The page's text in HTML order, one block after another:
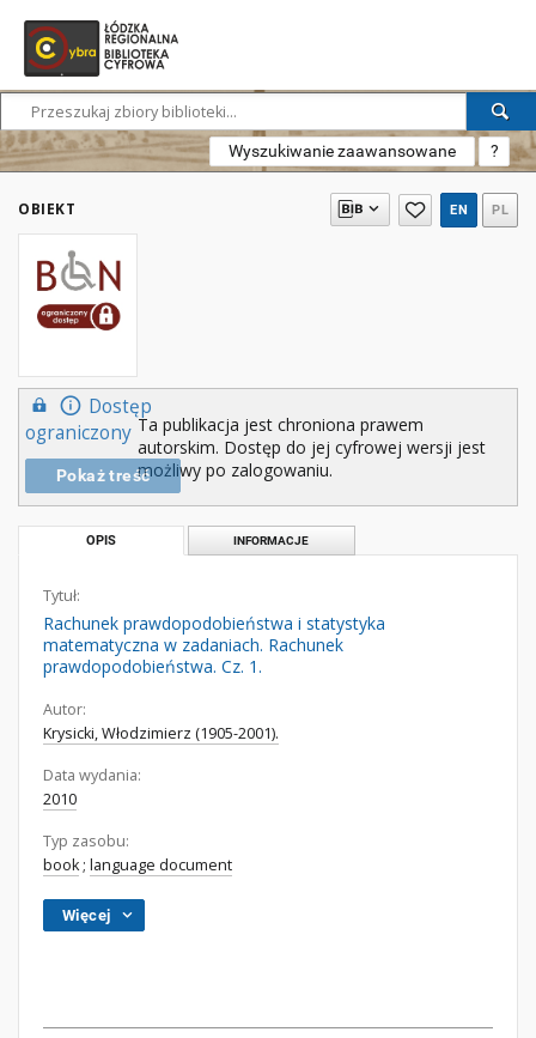
Wyszukiwanie zaawansowane ?
OBIEKT EN PL
Dostęp
ograniczony
Pokaż treść
Ta publikacja jest chroniona prawem
autorskim. Dostęp do jej cyfrowej wersji jest
możliwy po zalogowaniu.
OPIS INFORMACJE
Tytuł:
Rachunek prawdopodobieństwa i statystyka
matematyczna w zadaniach. Rachunek
prawdopodobieństwa. Cz. 1.
Autor:
Krysicki, Włodzimierz (1905-2001).
Data wydania:
2010
Typ zasobu:
book; language document
Więcej